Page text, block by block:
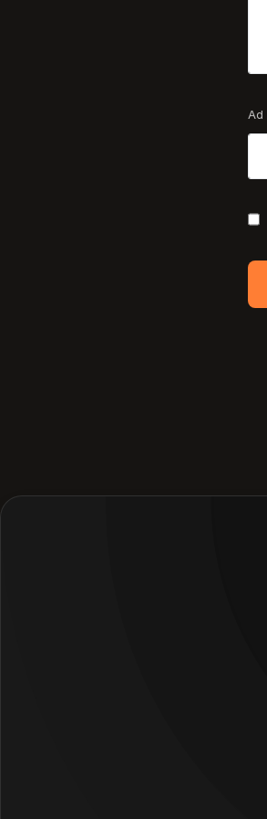
Ad